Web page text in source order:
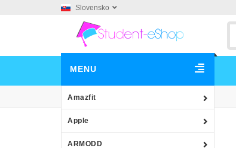
Slovensko
MENU
Amazfit
Apple
ARMODD